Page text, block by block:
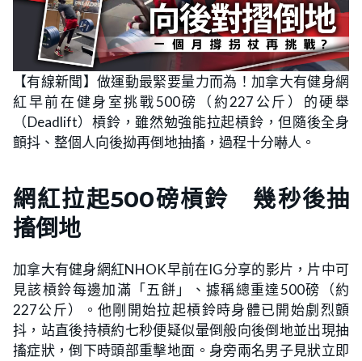
【有線新聞】做運動最緊要量力而為！加拿大有健身網
紅早前在健身室挑戰500磅（約227公斤）的硬舉
（Deadlift）槓鈴，雖然勉強能拉起槓鈴，但隨後全身
顫抖、整個人向後拗再倒地抽搐，過程十分嚇人。
網紅拉起500磅槓鈴 幾秒後抽
搐倒地
加拿大有健身網紅NHOK早前在IG分享的影片，片中可
見該槓鈴每邊加滿「五餅」、據稱總重達500磅（約
227公斤）。他剛開始拉起槓鈴時身體已開始劇烈顫
抖，站直後持槓約七秒便疑似暈倒般向後倒地並出現抽
搐症狀，倒下時頭部重擊地面。身旁兩名男子見狀立即